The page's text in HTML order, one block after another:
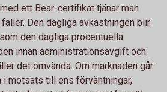
ett Bear-certifikat tjänar man
Den dagliga avkastningen blir
den dagliga procentuella
innan administrationsavgift och
det omvända. Om marknaden går
motsats till ens förväntningar,